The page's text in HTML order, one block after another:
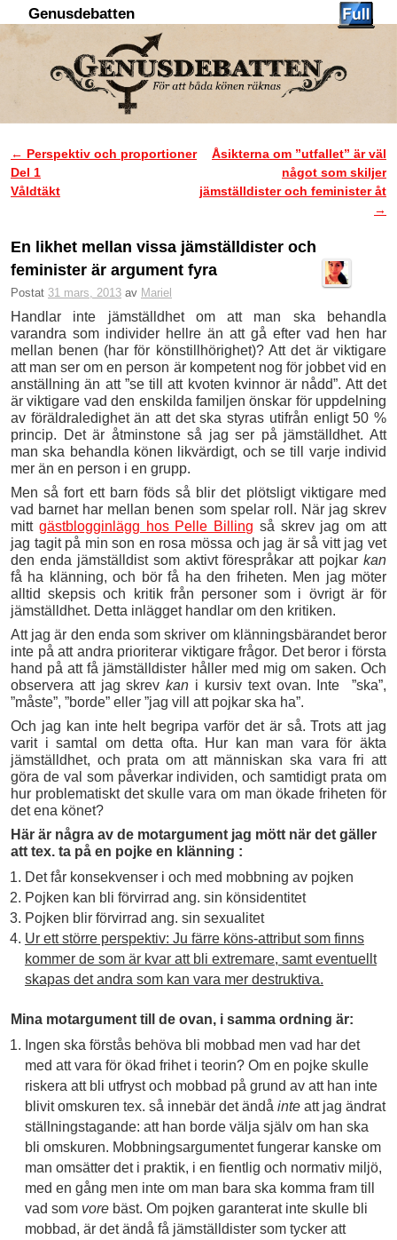
Genusdebatten
Inläggsnavigering
← Perspektiv och proportioner
Del 1
Våldtäkt
Åsikterna om ”utfallet” är väl
något som skiljer
jämställdister och feminister åt
→
En likhet mellan vissa jämställdister och
feminister är argument fyra
Postat 31 mars, 2013 av Mariel
Handlar inte jämställdhet om att man ska behandla
varandra som individer hellre än att gå efter vad hen har
mellan benen (har för könstillhörighet)? Att det är viktigare
att man ser om en person är kompetent nog för jobbet vid en
anställning än att ”se till att kvoten kvinnor är nådd”. Att det
är viktigare vad den enskilda familjen önskar för uppdelning
av föräldraledighet än att det ska styras utifrån enligt 50 %
princip. Det är åtminstone så jag ser på jämställdhet. Att
man ska behandla könen likvärdigt, och se till varje individ
mer än en person i en grupp.
Men så fort ett barn föds så blir det plötsligt viktigare med
vad barnet har mellan benen som spelar roll. När jag skrev
mitt gästblogginlägg hos Pelle Billing så skrev jag om att
jag tagit på min son en rosa mössa och jag är så vitt jag vet
den enda jämställdist som aktivt förespråkar att pojkar kan
få ha klänning, och bör få ha den friheten. Men jag möter
alltid skepsis och kritik från personer som i övrigt är för
jämställdhet. Detta inlägget handlar om den kritiken.
Att jag är den enda som skriver om klänningsbärandet beror
inte på att andra prioriterar viktigare frågor. Det beror i första
hand på att få jämställdister håller med mig om saken. Och
observera att jag skrev kan i kursiv text ovan. Inte ”ska”,
”måste”, ”borde” eller ”jag vill att pojkar ska ha”.
Och jag kan inte helt begripa varför det är så. Trots att jag
varit i samtal om detta ofta. Hur kan man vara för äkta
jämställdhet, och prata om att människan ska vara fri att
göra de val som påverkar individen, och samtidigt prata om
hur problematiskt det skulle vara om man ökade friheten för
det ena könet?
Här är några av de motargument jag mött när det gäller
att tex. ta på en pojke en klänning :
Det får konsekvenser i och med mobbning av pojken
Pojken kan bli förvirrad ang. sin könsidentitet
Pojken blir förvirrad ang. sin sexualitet
Ur ett större perspektiv: Ju färre köns-attribut som finns
kommer de som är kvar att bli extremare, samt eventuellt
skapas det andra som kan vara mer destruktiva.
Mina motargument till de ovan, i samma ordning är:
Ingen ska förstås behöva bli mobbad men vad har det
med att vara för ökad frihet i teorin? Om en pojke skulle
riskera att bli utfryst och mobbad på grund av att han inte
blivit omskuren tex. så innebär det ändå inteatt jag ändrat
ställningstagande: att han borde välja själv om han ska
bli omskuren. Mobbningsargumentet fungerar kanske om
man omsätter det i praktik, i en fientlig och normativ miljö,
med en gång men inte om man bara ska komma fram till
vad som vorebäst. Om pojken garanterat inte skulle bli
mobbad, är det ändå få jämställdister som tycker att